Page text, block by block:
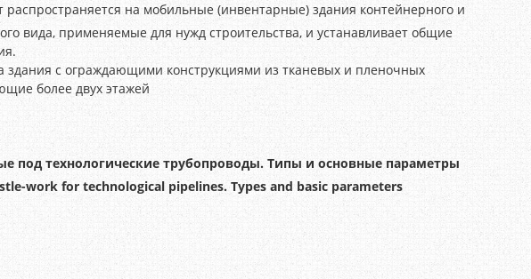
распространяется на мобильные (инвентарные) здания контейнерного и
вида, применяемые для нужд строительства, и устанавливает общие
здания с ограждающими конструкциями из тканевых и пленочных
более двух этажей
под технологические трубопроводы. Типы и основные параметры
work for technological pipelines. Types and basic parameters